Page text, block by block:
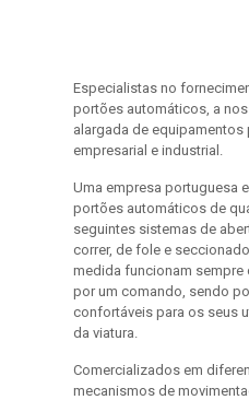
Especialistas no
portões automáticos, a
alargada de equipamentos
empresarial e industrial.
Uma empresa portuguesa
portões automáticos de
seguintes sistemas de
correr, de fole e
medida funcionam sempre
por um comando, sendo
confortáveis para os seus
da viatura.
Comercializados em
mecanismos de